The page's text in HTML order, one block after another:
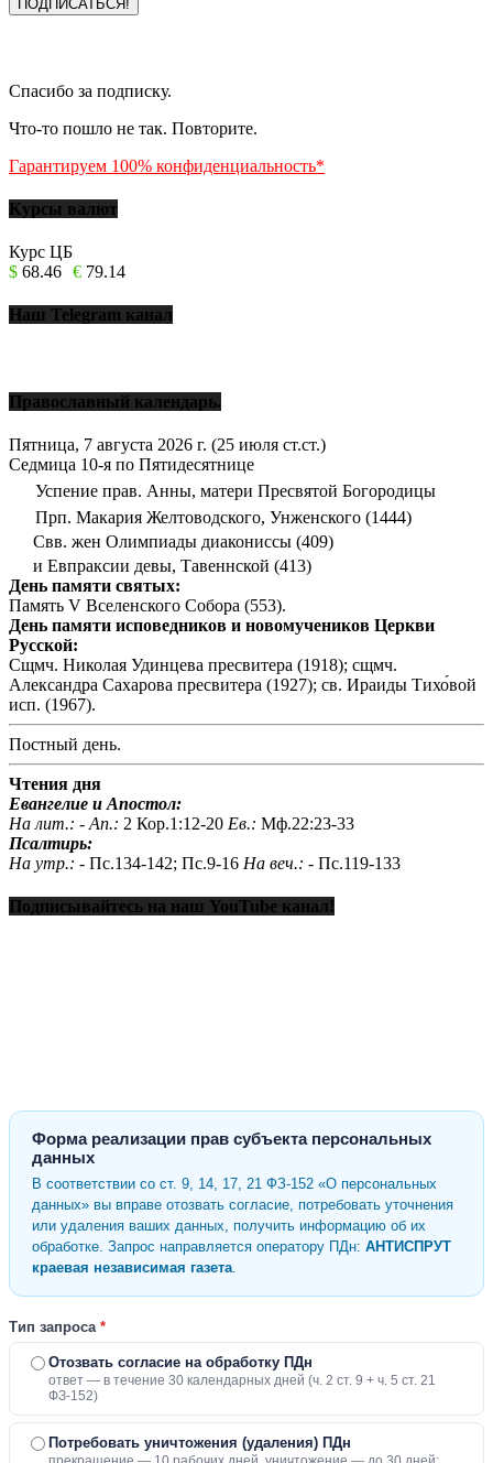
Спасибо за подписку.
Что-то пошло не так. Повторите.
Гарантируем 100% конфиденциальность*
Курсы валют
Курс ЦБ
$ 68.46 € 79.14
Наш Telegram канал
Православный календарь.
Пятница, 7 августа 2026 г. (25 июля ст.ст.)
Седмица 10-я по Пятидесятнице
Успение прав. Анны, матери Пресвятой Богородицы
Прп. Макария Желтоводского, Унженского (1444)
Свв. жен Олимпиады диакониссы (409)
и Евпраксии девы, Тавеннской (413)
День памяти святых:
Память V Вселенского Собора (553).
День памяти исповедников и новомучеников Церкви
Русской:
Сщмч. Николая Удинцева пресвитера (1918); сщмч.
Александра Сахарова пресвитера (1927); св. Ираиды Тихо́вой
исп. (1967).
Постный день.
Чтения дня
Евангелие и Апостол:
На лит.: - Ап.: 2 Кор.1:12-20 Ев.: Мф.22:23-33
Псалтирь:
На утр.: - Пс.134-142; Пс.9-16 На веч.: - Пс.119-133
Подписывайтесь на наш YouTube канал!
Форма реализации прав субъекта персональных
данных
В соответствии со ст. 9, 14, 17, 21 ФЗ-152 «О персональных
данных» вы вправе отозвать согласие, потребовать уточнения
или удаления ваших данных, получить информацию об их
обработке. Запрос направляется оператору ПДн: АНТИСПРУТ
краевая независимая газета
Тип запроса *
Отозвать согласие на обработку ПДн
ответ — в течение 30 календарных дней (ч. 2 ст. 9 + ч. 5 ст. 21
ФЗ-152)
Потребовать уничтожения (удаления) ПДн